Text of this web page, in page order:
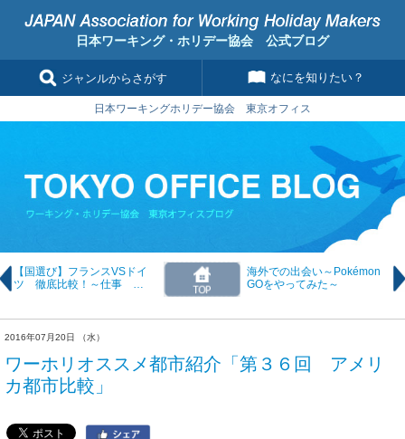
日本ワーキング・ホリデー協会 公式ブログ
ジャンルからさがす なにを知りたい？
日本ワーキングホリデー協会 東京オフィス
【国選び】フランスVSドイ
ツ 徹底比較！～仕事
海外での出会い～Pokémon
GOをやってみた～
2016年07月20日 （水）
ワーホリオススメ都市紹介「第３６回 アメリ
カ都市比較」